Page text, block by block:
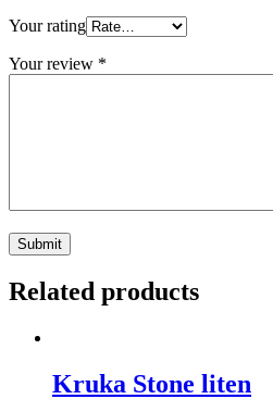
Your rating
Your review *
Related products
Kruka Stone liten